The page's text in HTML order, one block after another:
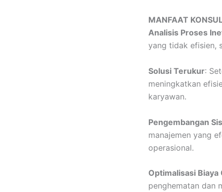
MANFAAT
Analisis Proses
yang tidak efisien,
Solusi Terukur:
meningkatkan
karyawan.
Pengembangan
manajemen yang
operasional.
Optimalisasi Biaya
penghematan dan